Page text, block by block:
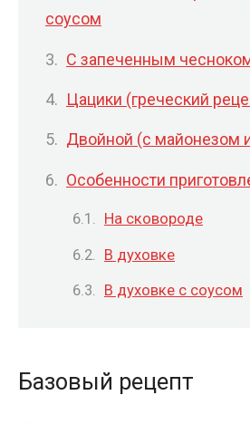
соусом
С запеченным
Цацики (греческий
Двойной (с майонезом
Особенности
На сковороде
В духовке
В духовке с соусом
Базовый рецепт